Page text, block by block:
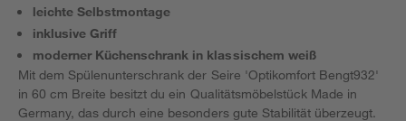
leichte Selbstmontage
inklusive Griff
moderner Küchenschrank in klassischem weiß
Mit dem Spülenunterschrank der Seire 'Optikomfort Bengt932'
in 60 cm Breite besitzt du ein Qualitätsmöbelstück Made in
Germany, das durch eine besonders gute Stabilität überzeugt.